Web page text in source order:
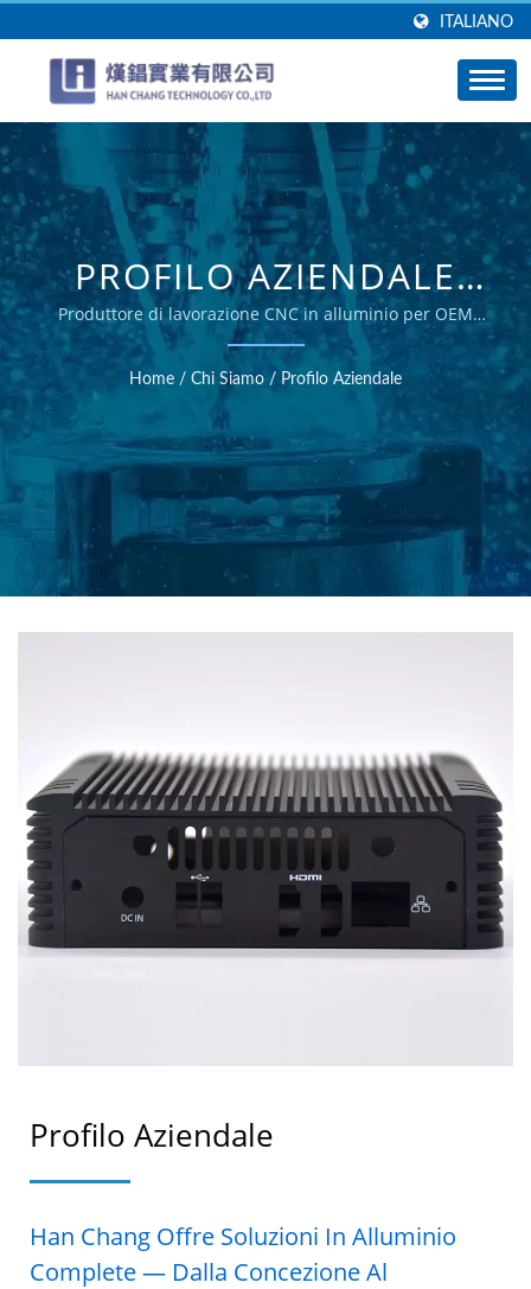
ITALIANO
PROFILO AZIENDALE
HAN CHANG
Produttore di lavorazione CNC in alluminio per OEM
globali
Home / Chi Siamo / Profilo Aziendale
Profilo Aziendale
Han Chang Offre Soluzioni In Alluminio
Complete — Dalla Concezione Al